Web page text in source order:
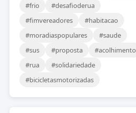
#frio
#desafioderua
#fimvereadores
#habitacao
#moradiaspopulares
#saude
#sus
#proposta
#acolhimento
#rua
#solidariedade
#bicicletasmotorizadas